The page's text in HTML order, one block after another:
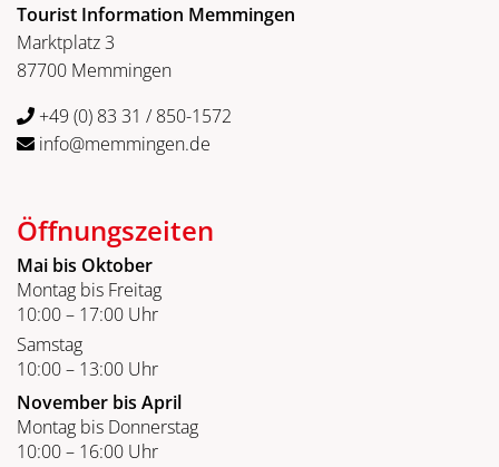
Tourist Information Memmingen
Marktplatz 3
87700 Memmingen
+49 (0) 83 31 / 850-1572
info@memmingen.de
Öffnungszeiten
Mai bis Oktober
Montag bis Freitag
10:00 – 17:00 Uhr
Samstag
10:00 – 13:00 Uhr
November bis April
Montag bis Donnerstag
10:00 – 16:00 Uhr